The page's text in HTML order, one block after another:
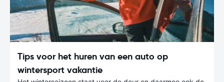
Tips voor het huren van een auto op
wintersport vakantie